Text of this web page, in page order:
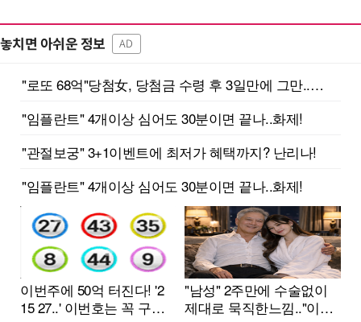
놓치면 아쉬운 정보 AD